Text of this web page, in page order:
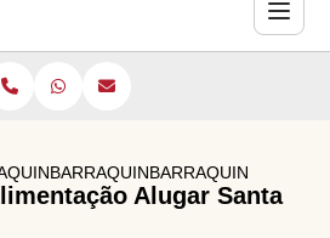
PARA EVENTOS
BARRAQUINHA DE COMIDA TIPICA
BARRAQUINHA DE
Alugar Santa